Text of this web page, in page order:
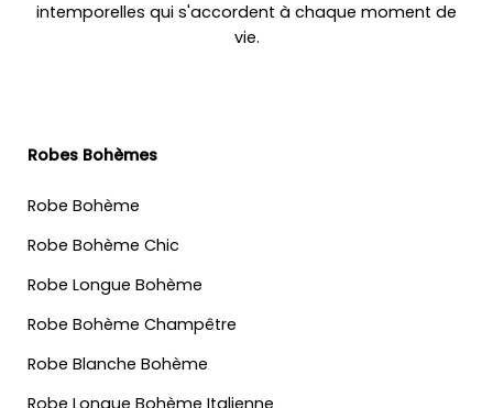
intemporelles qui s'accordent à chaque moment de
vie.
Robes Bohèmes
Robe Bohème
Robe Bohème Chic
Robe Longue Bohème
Robe Bohème Champêtre
Robe Blanche Bohème
Robe Longue Bohème Italienne